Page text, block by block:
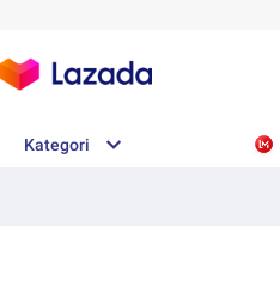
Kategori